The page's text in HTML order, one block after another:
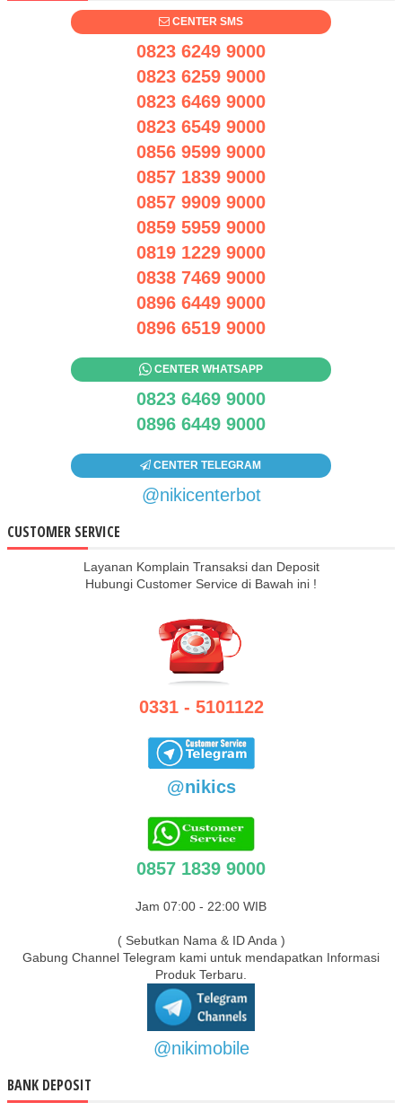
CENTER SMS
0823 6249 9000
0823 6259 9000
0823 6469 9000
0823 6549 9000
0856 9599 9000
0857 1839 9000
0857 9909 9000
0859 5959 9000
0819 1229 9000
0838 7469 9000
0896 6449 9000
0896 6519 9000
CENTER WHATSAPP
0823 6469 9000
0896 6449 9000
CENTER TELEGRAM
@nikicenterbot
CUSTOMER SERVICE
Layanan Komplain Transaksi dan Deposit
Hubungi Customer Service di Bawah ini !
0331 - 5101122
@nikics
0857 1839 9000
Jam 07:00 - 22:00 WIB
( Sebutkan Nama & ID Anda )
Gabung Channel Telegram kami untuk mendapatkan Informasi
Produk Terbaru.
@nikimobile
BANK DEPOSIT